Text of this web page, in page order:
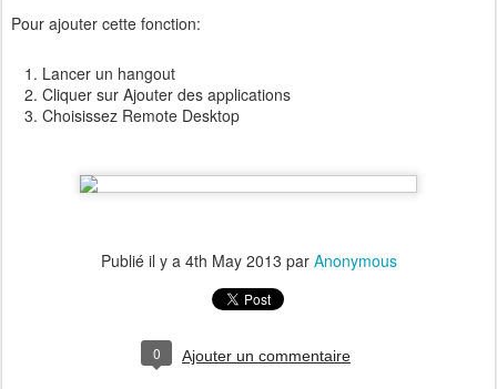
Pour ajouter cette fonction:
Lancer un hangout
Cliquer sur Ajouter des applications
Choisissez Remote Desktop
Publié il y a 4th May 2013 par Anonymous
0 Ajouter un commentaire